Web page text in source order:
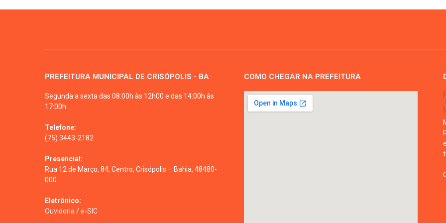
PREFEITURA MUNICIPAL DE CRISÓPOLIS - BA
Segunda a sexta das 08:00h às 12h00 e das 14:00h às
17:00h
Telefone:
(75) 3443-2182
Presencial:
Rua 12 de Março, 84, Centro, Crisópolis – Bahia, 48480-
000
Eletrônico:
Ouvidoria /e-SIC
COMO CHEGAR NA PREFEITURA